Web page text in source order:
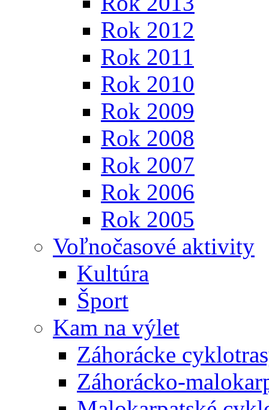
Rok 2012
Rok 2011
Rok 2010
Rok 2009
Rok 2008
Rok 2007
Rok 2006
Rok 2005
Voľnočasové aktivity
Kultúra
Šport
Kam na výlet
Záhorácke
Záhorácko-